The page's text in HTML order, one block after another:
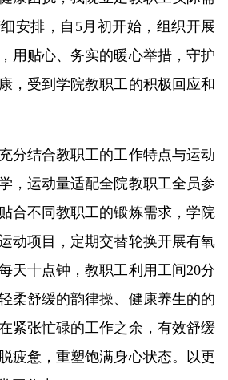
安排，自5月初开始，组织开展
用贴心、务实的暖心举措，守护
，受到学院教职工的积极回应和
分结合教职工的工作特点与运动
，运动量适配全院教职工全员参
合不同教职工的锻炼需求，学院
动项目，定期交替轮换开展有氧
天十点钟，教职工利用工间20分
柔舒缓的韵律操、健康养生的的
紧张忙碌的工作之余，有效舒缓
疲惫，重塑饱满身心状态。以更